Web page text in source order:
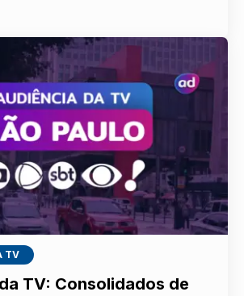
TV
TV: Consolidados de